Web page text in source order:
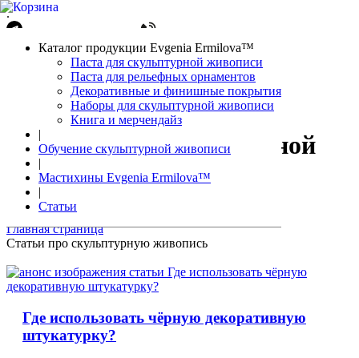
.
Авторизация
0 позиций
Каталог продукции Evgenia Ermilova™
Паста для скульптурной живописи
Паста для рельефных орнаментов
Декоративные и финишные покрытия
Наборы для скульптурной живописи
Книга и мерчендайз
|
Обучение скульптурной живописи
|
Мастихины Evgenia Ermilova™
|
Статьи
Статьи о скульптурной
живописи
Главная страница
Статьи про скульптурную живопись
Где использовать чёрную декоративную
штукатурку?